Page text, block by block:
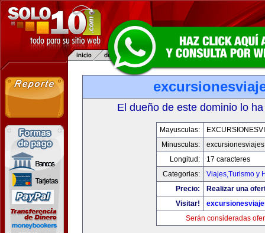
El dueño de este dominio lo
Mayusculas:
Minusculas:
Longitud:
17 caracteres
Categorias:
Viajes,Turismo y
Precio:
Realizar una
Visitar!
Serán consideradas